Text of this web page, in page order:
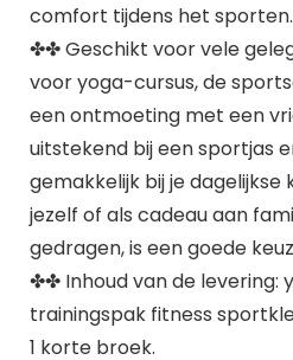
comfort tijdens het sporten.
✤✤ Geschikt voor vele
voor yoga-cursus, de
een ontmoeting met een
uitstekend bij een sportjas
gemakkelijk bij je dagelijkse
jezelf of als cadeau aan
gedragen, is een goede
✤✤ Inhoud van de levering:
trainingspak fitness
1 korte broek.